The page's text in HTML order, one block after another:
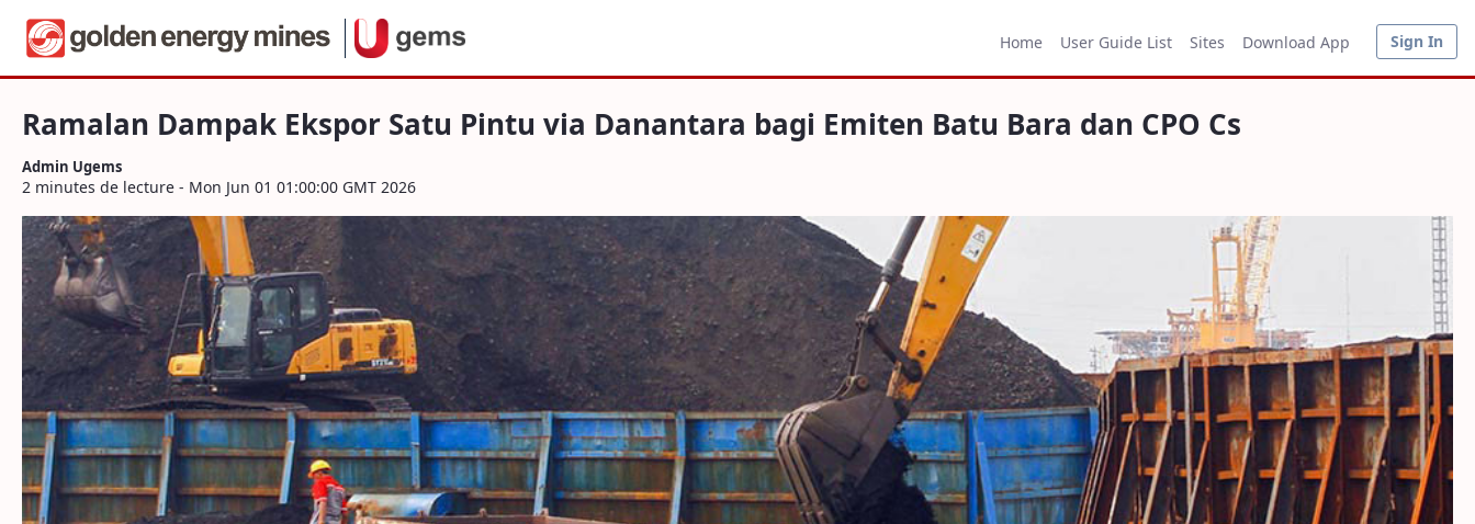
Navigation
Saut au contenu
Ramalan Dampak Ekspor Satu Pintu via Danantara bagi Emiten Batu Bara dan CPO Cs
Home User Guide List Sites Download App Sign In
Ramalan Dampak Ekspor Satu Pintu via Danantara bagi Emiten Batu Bara dan CPO Cs
Admin Ugems
2 minutes de lecture - Mon Jun 01 01:00:00 GMT 2026